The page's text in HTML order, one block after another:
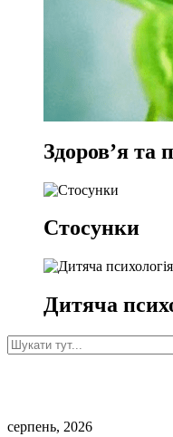
Здоров’я та
Стосунки
Дитяча
серпень, 2026